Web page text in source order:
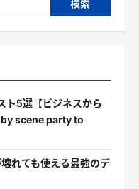
ト5選【ビジネスから
scene party to
壊れても使える最強のデ